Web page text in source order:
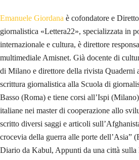
Emanuele Giordana è cofondatore e
giornalistica «Lettera22», specializzata in
internazionale e cultura, è direttore
multimediale Amisnet. Già docente di
di Milano e direttore della rivista Quaderni
scrittura giornalistica alla Scuola di
Basso (Roma) e tiene corsi all’Ispi
italiane nei master di cooperazione allo
scritto diversi saggi e articoli
crocevia della guerra alle porte dell’Asia”
Diario da Kabul, Appunti da una città sulla